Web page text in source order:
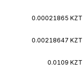
0.00021865 KZT
0.00218647 KZT
0.0109 KZT